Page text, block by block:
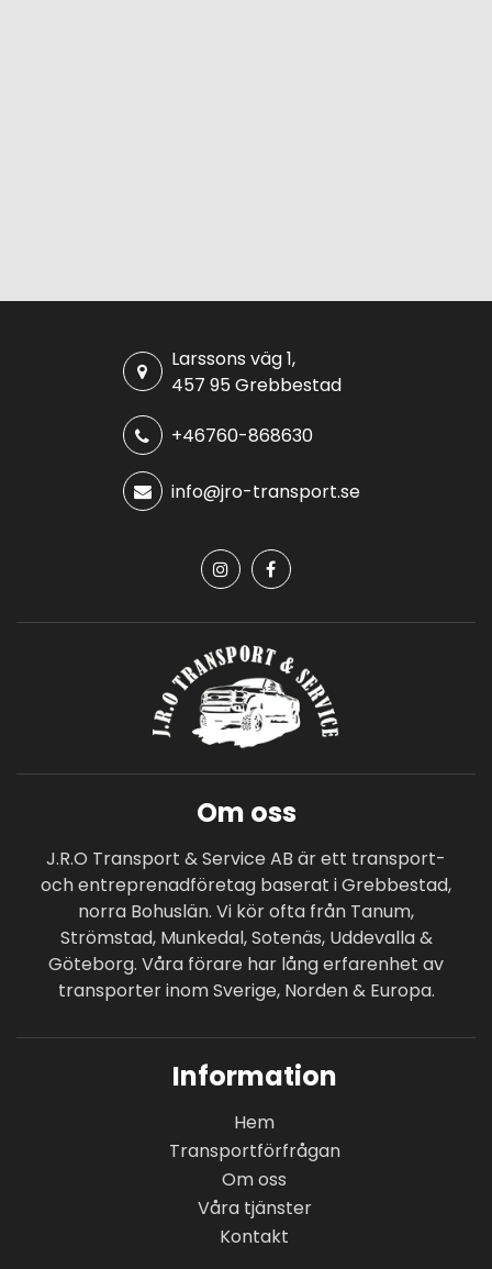
Larssons väg 1,
457 95 Grebbestad
+46760-868630
info@jro-transport.se
Om oss
J.R.O Transport & Service AB är ett transport-
och entreprenadföretag baserat i Grebbestad,
norra Bohuslän. Vi kör ofta från Tanum,
Strömstad, Munkedal, Sotenäs, Uddevalla &
Göteborg. Våra förare har lång erfarenhet av
transporter inom Sverige, Norden & Europa.
Information
Hem
Transportförfrågan
Om oss
Våra tjänster
Kontakt